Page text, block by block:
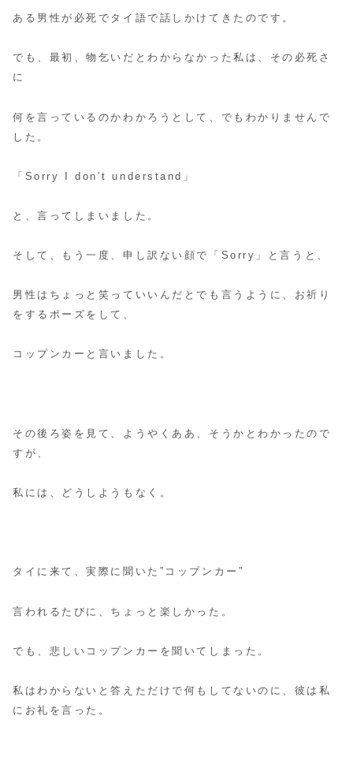
ある男性が必死でタイ語で話しかけてきたのです。
でも、最初、物乞いだとわからなかった私は、その必死さ
に
何を言っているのかわかろうとして、でもわかりませんで
した。
「Sorry I don’t understand」
と、言ってしまいました。
そして、もう一度、申し訳ない顔で「Sorry」と言うと、
男性はちょっと笑っていいんだとでも言うように、お祈り
をするポーズをして、
コップンカーと言いました。
その後ろ姿を見て、ようやくああ、そうかとわかったので
すが、
私には、どうしようもなく。
タイに来て、実際に聞いた”コップンカー”
言われるたびに、ちょっと楽しかった。
でも、悲しいコップンカーを聞いてしまった。
私はわからないと答えただけで何もしてないのに、彼は私
にお礼を言った。